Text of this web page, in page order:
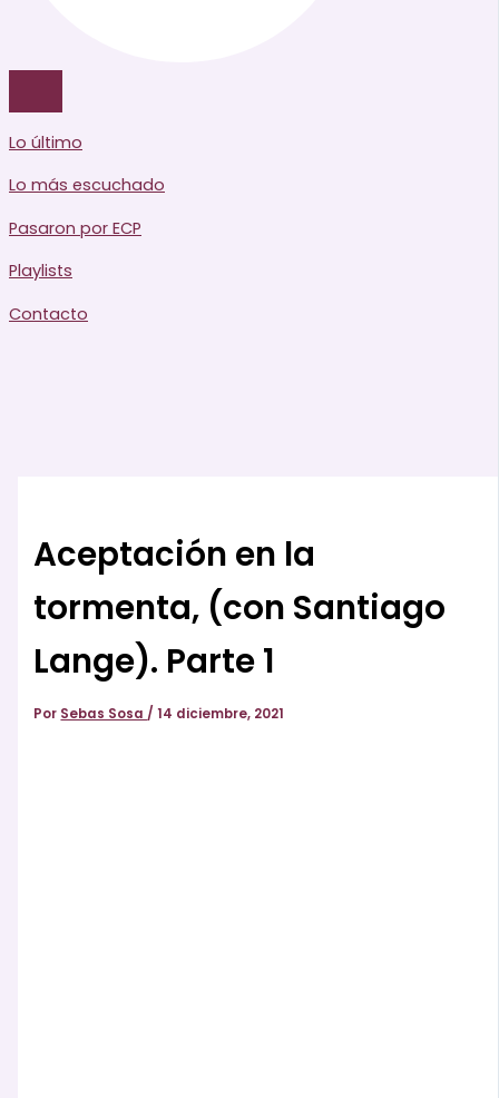
Lo último
Lo más escuchado
Pasaron por ECP
Playlists
Contacto
Aceptación en la
tormenta, (con Santiago
Lange). Parte 1
Por Sebas Sosa/14 diciembre, 2021